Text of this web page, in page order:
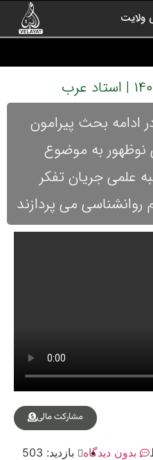
ولایت
ادامه بحث پیرامون
به موضوع
علمی جریان تفکر
می پردازند
مشارکت مالی
بدون دیدگاه بازدید: 503